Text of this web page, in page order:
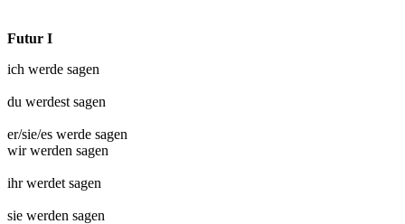
Futur I
ich werde sagen
du werdest sagen
er/sie/es werde sagen
wir werden sagen
ihr werdet sagen
sie werden sagen